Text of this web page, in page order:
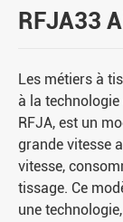
RFJA33
Les métiers à
à la
RFJA, est un
grande vitesse
vitesse,
tissage. Ce
une